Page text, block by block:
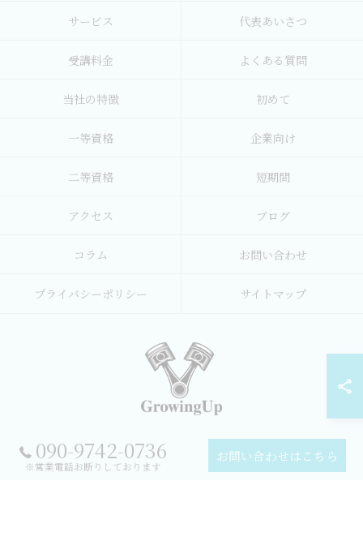
090-9742-0736
※営業電話お断りしております
お問い合わせはこちら
サービス 代表あいさつ
受講料金 よくある質問
当社の特徴 初めて
一等資格 企業向け
二等資格 短期間
アクセス ブログ
コラム お問い合わせ
プライバシーポリシー サイトマップ
© 2026 宮城県名取市のドローンスクールなら合同会社GrowingUp ALL RIGHTS
RESERVED.